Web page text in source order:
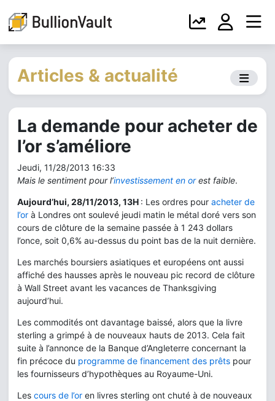
Articles & actualité
La demande pour acheter de
l’or s’améliore
Jeudi, 11/28/2013 16:33
Mais le sentiment pour l’investissement en orest faible.
Aujourd’hui, 28/11/2013, 13H : Les ordres pour acheter de
l’or à Londres ont soulevé jeudi matin le métal doré vers son
cours de clôture de la semaine passée à 1 243 dollars
l’once, soit 0,6% au-dessus du point bas de la nuit dernière.
Les marchés boursiers asiatiques et européens ont aussi
affiché des hausses après le nouveau pic record de clôture
à Wall Street avant les vacances de Thanksgiving
aujourd’hui.
Les commodités ont davantage baissé, alors que la livre
sterling a grimpé à de nouveaux hauts de 2013. Cela fait
suite à l’annonce de la Banque d’Angleterre concernant la
fin précoce du programme de financement des prêts pour
les fournisseurs d’hypothèques au Royaume-Uni.
Les cours de l’or en livres sterling ont chuté à de nouveaux